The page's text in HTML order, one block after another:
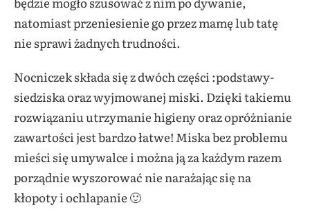
natomiast przeniesienie go przez mamę lub tatę
nie sprawi żadnych trudności.
Nocniczek składa się z dwóch części :podstawy-
siedziska oraz wyjmowanej miski. Dzięki takiemu
rozwiązaniu utrzymanie higieny oraz opróżnianie
zawartości jest bardzo łatwe! Miska bez problemu
mieści się umywalce i można ją za każdym razem
porządnie wyszorować nie narażając się na
kłopoty i ochlapanie 🙂